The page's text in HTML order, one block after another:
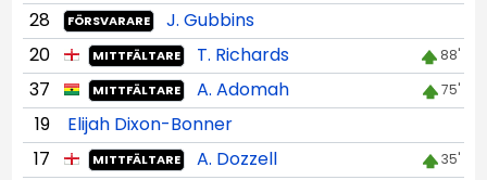
28
FÖRSVARARE
J. Gubbins
20
MITTFÄLTARE T. Richards 88'
37 MITTFÄLTARE A. Adomah 75'
19
Elijah Dixon-Bonner
17
MITTFÄLTARE A. Dozzell 35'